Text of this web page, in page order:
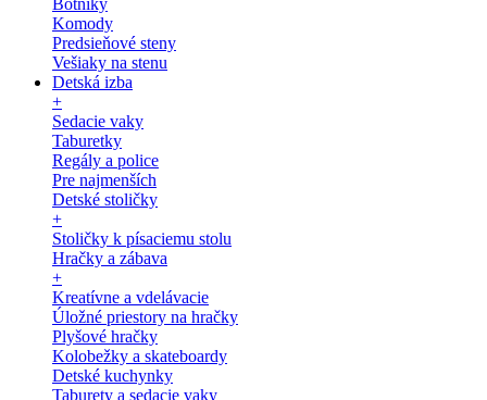
Botníky
Komody
Predsieňové steny
Vešiaky na stenu
Detská izba
+
Sedacie vaky
Taburetky
Regály a police
Pre najmenších
Detské stoličky
+
Stoličky k písaciemu stolu
Hračky a zábava
+
Kreatívne a vdelávacie
Úložné priestory na hračky
Plyšové hračky
Kolobežky a skateboardy
Detské kuchynky
Taburety a sedacie vaky